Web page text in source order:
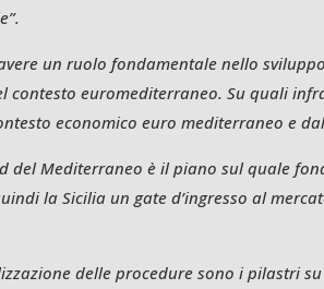
un ruolo fondamentale nello
euromediterraneo. Su quali
economico euro mediterraneo e
del Mediterraneo è il piano sul quale
la Sicilia un gate d’ingresso al
delle procedure sono i pilastri